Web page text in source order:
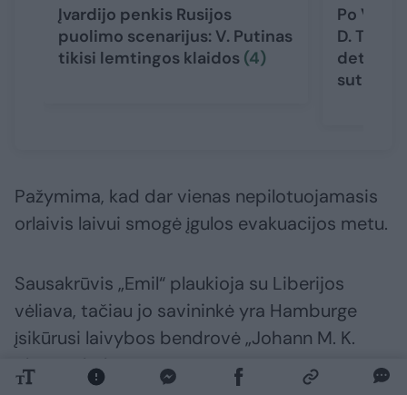
Įvardijo penkis Rusijos
puolimo scenarijus: V. Putinas
tikisi lemtingos klaidos (4)
Po V.
D.
detalių:
sutarta
Pažymima, kad dar vienas nepilotuojamasis
orlaivis laivui smogė įgulos evakuacijos metu.
Sausakrūvis „Emil“ plaukioja su Liberijos
vėliava, tačiau jo savininkė yra Hamburge
įsikūrusi laivybos bendrovė „Johann M. K.
Blumenthal“.